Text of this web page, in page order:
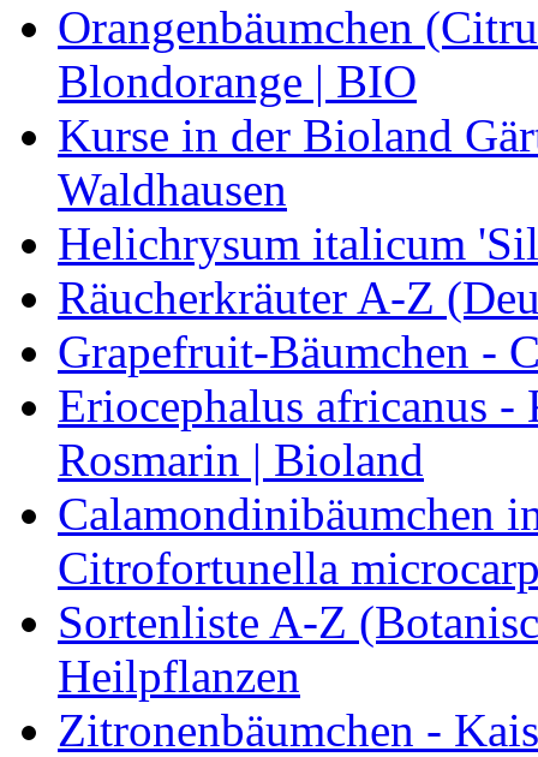
Orangenbäumchen
Blondorange | BIO
Kurse in der Bioland
Waldhausen
Helichrysum italicum
Räucherkräuter A-Z
Grapefruit-Bäumchen -
Eriocephalus africanus
Rosmarin | Bioland
Calamondinibäumchen
Citrofortunella
Sortenliste A-Z
Heilpflanzen
Zitronenbäumchen -